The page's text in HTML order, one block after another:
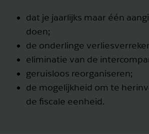
dat je jaarlijks maar één
doen;
de onderlinge
eliminatie van de
geruisloos reorganiseren;
de mogelijkheid om te
de fiscale eenheid.